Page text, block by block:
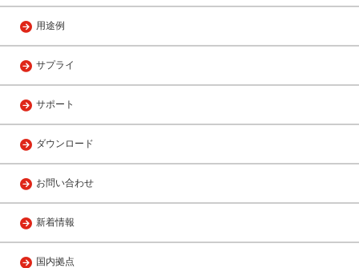
用途例
サプライ
サポート
ダウンロード
お問い合わせ
新着情報
国内拠点